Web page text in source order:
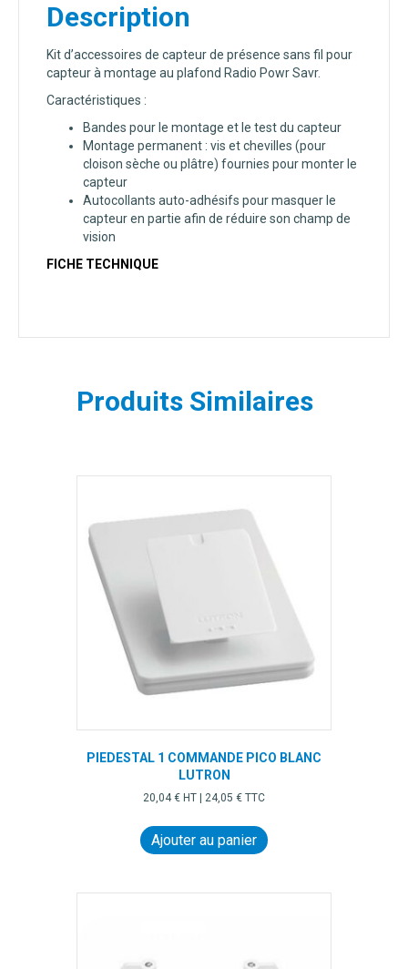
Description
Kit d’accessoires de capteur de présence sans fil pour
capteur à montage au plafond Radio Powr Savr.
Caractéristiques :
Bandes pour le montage et le test du capteur
Montage permanent : vis et chevilles (pour
cloison sèche ou plâtre) fournies pour monter le
capteur
Autocollants auto-adhésifs pour masquer le
capteur en partie afin de réduire son champ de
vision
FICHE TECHNIQUE
Produits Similaires
PIEDESTAL 1 COMMANDE PICO BLANC
LUTRON
20,04€ HT | 24,05 € TTC
Ajouter au panier